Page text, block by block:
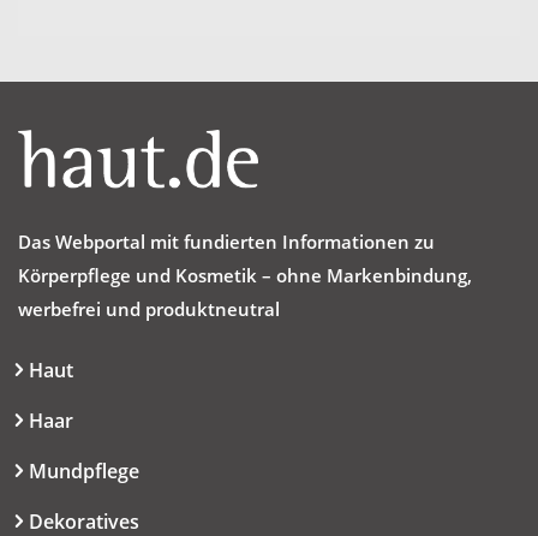
Das Webportal mit fundierten Informationen zu
Körperpflege und Kosmetik – ohne Markenbindung,
werbefrei und produktneutral
Haut
Haar
Mundpflege
Dekoratives